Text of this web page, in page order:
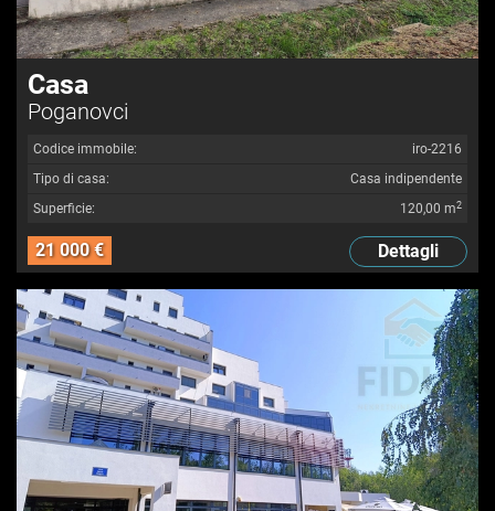
Casa
Poganovci
Codice immobile:
iro-2216
Tipo di casa:
Casa indipendente
Superficie:
120,00 m2
21 000 € Dettagli